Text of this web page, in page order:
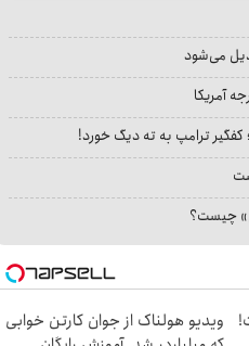
می‌شود
آمریکا
کفگیر ترامپ به ته دیگ خورد!
چیست؟
ویدیو هولناک از جوان کارتن خوابی